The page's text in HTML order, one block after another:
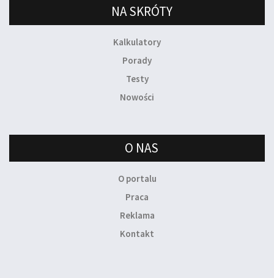
NA SKRÓTY
Kalkulatory
Porady
Testy
Nowości
O NAS
O portalu
Praca
Reklama
Kontakt